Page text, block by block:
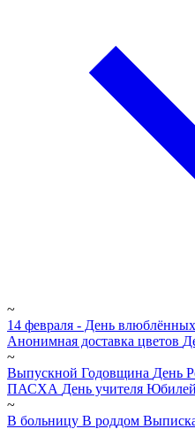
~
14 февраля - День влюблённых
Анонимная доставка цветов
~
Выпускной Годовщина День
ПАСХА День учителя Юбилей
~
В больницу В роддом